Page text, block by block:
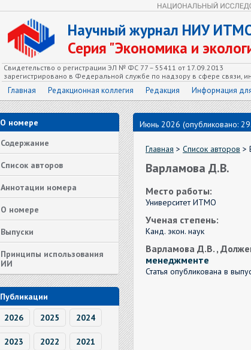
Научный журнал НИУ
Серия "Экономика и
Свидетельство о регистрации ЭЛ № ФС 77 – 55411 от 17.09.2013
зарегистрировано в Федеральной службе по надзору в сфере связи,
Главная Редакционная коллегия Редакция Информация
О номере
Содержание
Список авторов
Аннотации номера
О номере
Выпуски
Принципы использования
ИИ
Публикации
2026
2025 2024
2023 2022 2021
Июнь 2026 (опубликовано:
Главная > Список авторов >
Варламова Д.В.
Место работы:
Университет ИТМО
Ученая степень:
Канд. экон. наук
Варламова Д.В. ,
менеджменте
Статья опубликована в